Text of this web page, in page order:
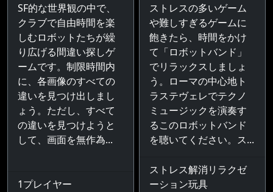
SF的な世界観の中で、
クラブで自由時間を楽
しむロボットたちが繰
り広げる間違い探しゲ
ームです。制限時間内
に、各画像のすべての
違いを見つけ出しまし
ょう。ただし、すべて
の違いを見つけようと
して、画面を無作為...
1プレイヤー
ストレスの多いゲーム
や難しすぎるゲームに
飽きたら、時間をかけ
て「ロボットバンド」
でリラックスしましょ
う。ローマの中心地ト
ラステヴェレでテクノ
ミュージックを演奏す
るこのロボットバンド
を聴いてください。ス...
ストレス解消リラクゼ
ーション玩具